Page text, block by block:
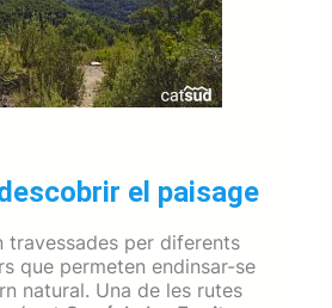
el paisage
travessades per diferents
que permeten endinsar-se
natural. Una de les rutes